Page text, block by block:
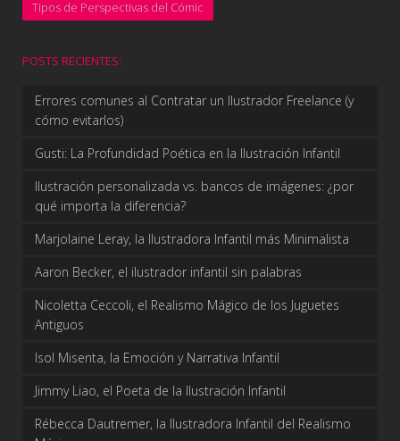
Tipos de Perspectivas del Cómic
POSTS RECIENTES:
Errores comunes al Contratar un Ilustrador Freelance (y
cómo evitarlos)
Gusti: La Profundidad Poética en la Ilustración Infantil
Ilustración personalizada vs. bancos de imágenes: ¿por
qué importa la diferencia?
Marjolaine Leray, la Ilustradora Infantil más Minimalista
Aaron Becker, el ilustrador infantil sin palabras
Nicoletta Ceccoli, el Realismo Mágico de los Juguetes
Antiguos
Isol Misenta, la Emoción y Narrativa Infantil
Jimmy Liao, el Poeta de la Ilustración Infantil
Rébecca Dautremer, la Ilustradora Infantil del Realismo